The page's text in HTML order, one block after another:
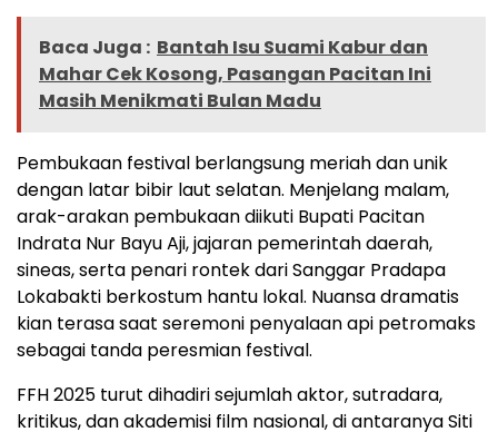
Baca Juga : Bantah Isu Suami Kabur dan
Mahar Cek Kosong, Pasangan Pacitan Ini
Masih Menikmati Bulan Madu
Pembukaan festival berlangsung meriah dan unik
dengan latar bibir laut selatan. Menjelang malam,
arak-arakan pembukaan diikuti Bupati Pacitan
Indrata Nur Bayu Aji, jajaran pemerintah daerah,
sineas, serta penari rontek dari Sanggar Pradapa
Lokabakti berkostum hantu lokal. Nuansa dramatis
kian terasa saat seremoni penyalaan api petromaks
sebagai tanda peresmian festival.
FFH 2025 turut dihadiri sejumlah aktor, sutradara,
kritikus, dan akademisi film nasional, di antaranya Siti